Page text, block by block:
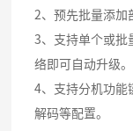
2、预先批量添加
3、支持单个或批
络即可自动升级。
4、支持分机功能
解码等配置。